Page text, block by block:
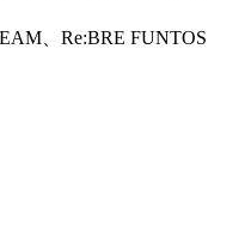
、Re:BRE FUNTOS